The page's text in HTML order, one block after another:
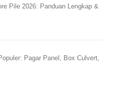
Pile 2026: Panduan Lengkap &
Pagar Panel, Box Culvert,